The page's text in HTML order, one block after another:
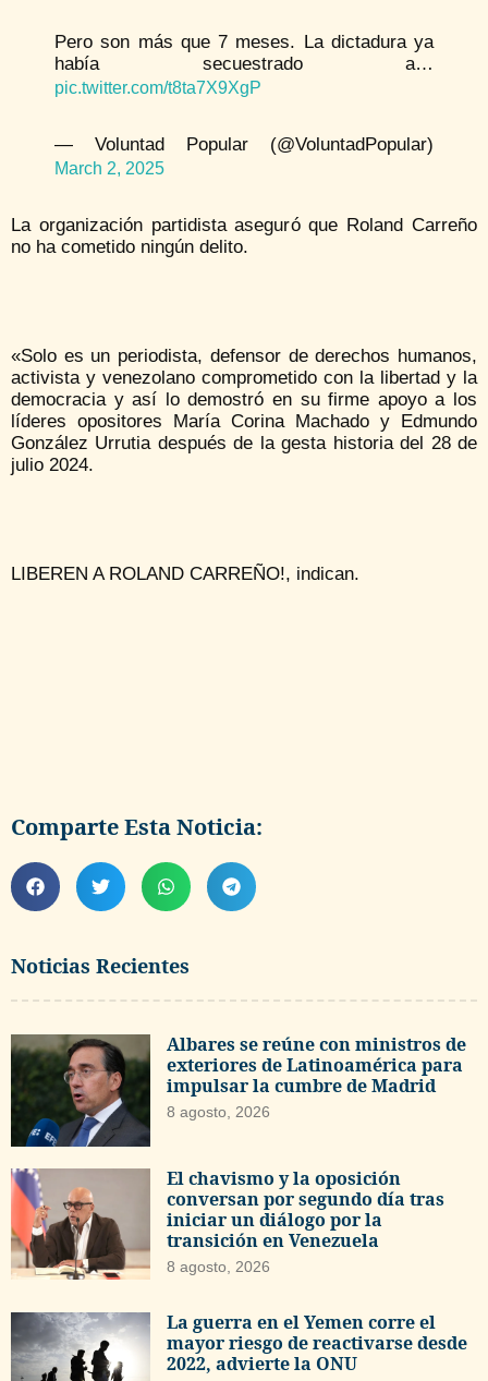
Noticias Recientes
Albares se reúne con ministros de
exteriores de Latinoamérica para
impulsar la cumbre de Madrid
8 agosto, 2026
El chavismo y la oposición
conversan por segundo día tras
iniciar un diálogo por la
transición en Venezuela
8 agosto, 2026
La guerra en el Yemen corre el
mayor riesgo de reactivarse desde
2022, advierte la ONU
Pero son más que 7 meses. La dictadura ya
había secuestrado a…
pic.twitter.com/t8ta7X9XgP
— Voluntad Popular (@VoluntadPopular)
March 2, 2025
La organización partidista aseguró que Roland Carreño
no ha cometido ningún delito.
«Solo es un periodista, defensor de derechos humanos,
activista y venezolano comprometido con la libertad y la
democracia y así lo demostró en su firme apoyo a los
líderes opositores María Corina Machado y Edmundo
González Urrutia después de la gesta historia del 28 de
julio 2024.
LIBEREN A ROLAND CARREÑO!, indican.
Comparte Esta Noticia: